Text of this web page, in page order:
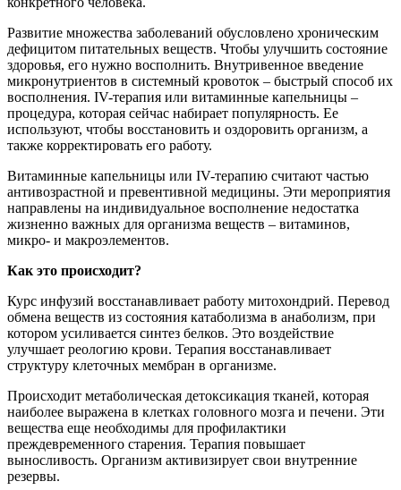
Развитие множества заболеваний обусловлено хроническим
дефицитом питательных веществ. Чтобы улучшить состояние
здоровья, его нужно восполнить. Внутривенное введение
микронутриентов в системный кровоток – быстрый способ их
восполнения. IV-терапия или витаминные капельницы –
процедура, которая сейчас набирает популярность. Ее
используют, чтобы восстановить и оздоровить организм, а
также корректировать его работу.
Витаминные капельницы или IV-терапию считают частью
антивозрастной и превентивной медицины. Эти мероприятия
направлены на индивидуальное восполнение недостатка
жизненно важных для организма веществ – витаминов,
микро- и макроэлементов.
Как это происходит?
Курс инфузий восстанавливает работу митохондрий. Перевод
обмена веществ из состояния катаболизма в анаболизм, при
котором усиливается синтез белков. Это воздействие
улучшает реологию крови. Терапия восстанавливает
структуру клеточных мембран в организме.
Происходит метаболическая детоксикация тканей, которая
наиболее выражена в клетках головного мозга и печени. Эти
вещества еще необходимы для профилактики
преждевременного старения. Терапия повышает
выносливость. Организм активизирует свои внутренние
резервы.